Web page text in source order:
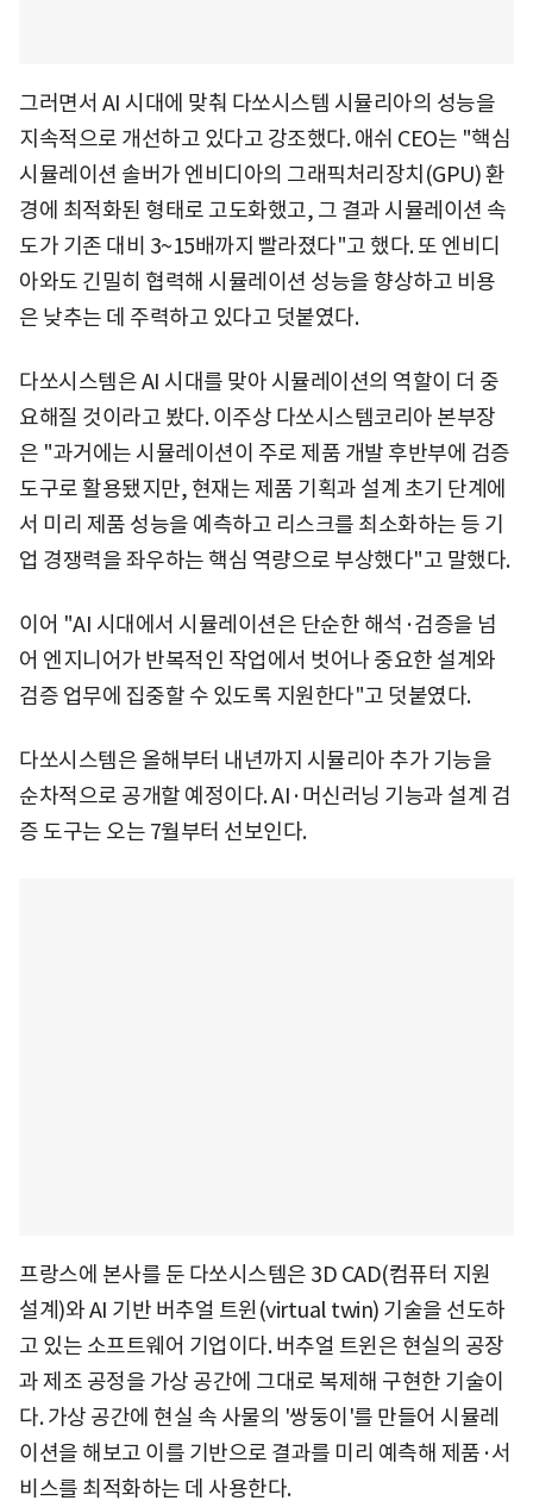
그러면서 AI 시대에 맞춰 다쏘시스템 시뮬리아의 성능을
지속적으로 개선하고 있다고 강조했다. 애쉬 CEO는 "핵심
시뮬레이션 솔버가 엔비디아의 그래픽처리장치(GPU) 환
경에 최적화된 형태로 고도화했고, 그 결과 시뮬레이션 속
도가 기존 대비 3~15배까지 빨라졌다"고 했다. 또 엔비디
아와도 긴밀히 협력해 시뮬레이션 성능을 향상하고 비용
은 낮추는 데 주력하고 있다고 덧붙였다.
다쏘시스템은 AI 시대를 맞아 시뮬레이션의 역할이 더 중
요해질 것이라고 봤다. 이주상 다쏘시스템코리아 본부장
은 "과거에는 시뮬레이션이 주로 제품 개발 후반부에 검증
도구로 활용됐지만, 현재는 제품 기획과 설계 초기 단계에
서 미리 제품 성능을 예측하고 리스크를 최소화하는 등 기
업 경쟁력을 좌우하는 핵심 역량으로 부상했다"고 말했다.
이어 "AI 시대에서 시뮬레이션은 단순한 해석·검증을 넘
어 엔지니어가 반복적인 작업에서 벗어나 중요한 설계와
검증 업무에 집중할 수 있도록 지원한다"고 덧붙였다.
다쏘시스템은 올해부터 내년까지 시뮬리아 추가 기능을
순차적으로 공개할 예정이다. AI·머신러닝 기능과 설계 검
증 도구는 오는 7월부터 선보인다.
프랑스에 본사를 둔 다쏘시스템은 3D CAD(컴퓨터 지원
설계)와 AI 기반 버추얼 트윈(virtual twin) 기술을 선도하
고 있는 소프트웨어 기업이다. 버추얼 트윈은 현실의 공장
과 제조 공정을 가상 공간에 그대로 복제해 구현한 기술이
다. 가상 공간에 현실 속 사물의 '쌍둥이'를 만들어 시뮬레
이션을 해보고 이를 기반으로 결과를 미리 예측해 제품·서
비스를 최적화하는 데 사용한다.